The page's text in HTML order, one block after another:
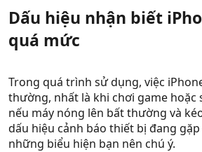
Dấu hiệu nhận biết
quá mức​
Trong quá trình sử dụng, việc
thường, nhất là khi chơi game hoặc
nếu máy nóng lên bất thường và
dấu hiệu cảnh báo thiết bị đang
những biểu hiện bạn nên chú ý.